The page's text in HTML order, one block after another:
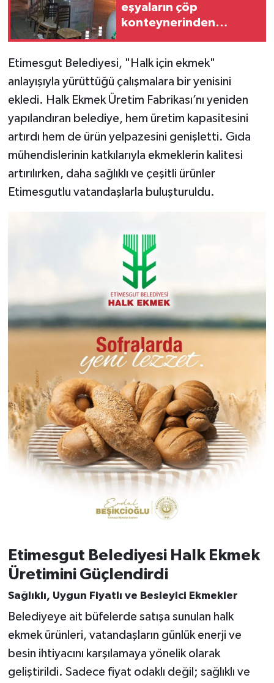
eşyaların çöp
konteynerinden
​​​​​​Etimesgut Belediyesi, "Halk için ekmek"
anlayışıyla yürüttüğü çalışmalara bir yenisini
ekledi. Halk Ekmek Üretim Fabrikası’nı yeniden
yapılandıran belediye, hem üretim kapasitesini
artırdı hem de ürün yelpazesini genişletti. Gıda
mühendislerinin katkılarıyla ekmeklerin kalitesi
artırılırken, daha sağlıklı ve çeşitli ürünler
Etimesgutlu vatandaşlarla buluşturuldu.
Etimesgut Belediyesi Halk Ekmek
Üretimini Güçlendirdi
Sağlıklı, Uygun Fiyatlı ve Besleyici Ekmekler
Belediyeye ait büfelerde satışa sunulan halk
ekmek ürünleri, vatandaşların günlük enerji ve
besin ihtiyacını karşılamaya yönelik olarak
geliştirildi. Sadece fiyat odaklı değil; sağlıklı ve